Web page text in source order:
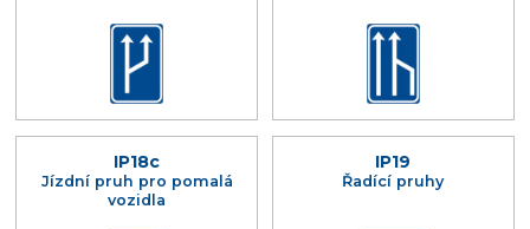
IP18c
Jízdní pruh pro pomalá
vozidla
IP19
Řadící pruhy